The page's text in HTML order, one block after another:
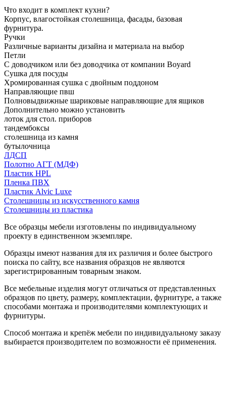
Что входит в комплект кухни?
Корпус, влагостойкая столешница, фасады, базовая
фурнитура.
Ручки
Различные варианты дизайна и материала на выбор
Петли
С доводчиком или без доводчика от компании Boyard
Сушка для посуды
Хромированная сушка с двойным поддоном
Направляющие пвш
Полновыдвижные шариковые направляющие для ящиков
Дополнительно можно установить
лоток для стол. приборов
тандембоксы
столешница из камня
бутылочница
ЛДСП
Полотно АГТ (МДФ)
Пластик HPL
Пленка ПВХ
Пластик Alvic Luxe
Столешницы из искусственного камня
Столешницы из пластика
Все образцы мебели изготовлены по индивидуальному
проекту в единственном экземпляре.
Образцы имеют названия для их различия и более быстрого
поиска по сайту, все названия образцов не являются
зарегистрированным товарным знаком.
Все мебельные изделия могут отличаться от представленных
образцов по цвету, размеру, комплектации, фурнитуре, а также
способами монтажа и производителями комплектующих и
фурнитуры.
Способ монтажа и крепёж мебели по индивидуальному заказу
выбирается производителем по возможности её применения.